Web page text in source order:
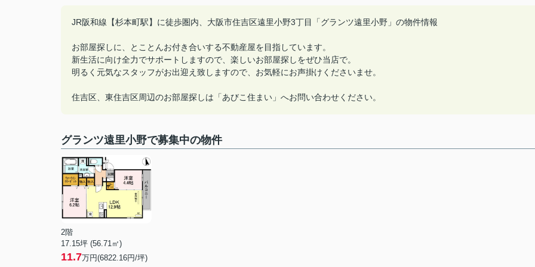
JR阪和線【杉本町駅】に徒歩圏内、大阪市住吉区遠里小野3丁目「グランツ遠里小野」の物件情報
お部屋探しに、とことんお付き合いする不動産屋を目指しています。
新生活に向け全力でサポートしますので、楽しいお部屋探しをぜひ当店で。
明るく元気なスタッフがお出迎え致しますので、お気軽にお声掛けくださいませ。
住吉区、東住吉区周辺のお部屋探しは「あびこ住まい」へお問い合わせください。
グランツ遠里小野で募集中の物件
2階
17.15坪 (56.71㎡)
11.7万円(6822.16円/坪)